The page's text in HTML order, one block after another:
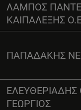
ΛΑΜΠΟΣ
ΚΑΙΠΑΛΕΞΗΣ
ΠΑΠΑΔΑΚΗΣ
ΕΛΕΥΘΕΡΙΑΔΗΣ
ΓΕΩΡΓΙΟΣ